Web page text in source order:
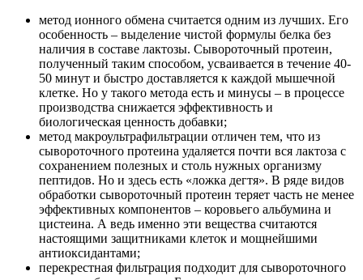
метод ионного обмена считается одним из лучших. Его
особенность – выделение чистой формулы белка без
наличия в составе лактозы. Сывороточный протеин,
полученный таким способом, усваивается в течение 40-
50 минут и быстро доставляется к каждой мышечной
клетке. Но у такого метода есть и минусы – в процессе
производства снижается эффективность и
биологическая ценность добавки;
метод макроультрафильтрации отличен тем, что из
сывороточного протеина удаляется почти вся лактоза с
сохранением полезных и столь нужных организму
пептидов. Но и здесь есть «ложка дегтя». В ряде видов
обработки сывороточный протеин теряет часть не менее
эффективных компонентов – коровьего альбумина и
цистеина. А ведь именно эти вещества считаются
настоящими защитниками клеток и мощнейшими
антиоксидантами;
перекрестная фильтрация подходит для сывороточного